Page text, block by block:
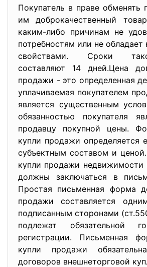
Покупатель в праве обменять
им доброкачественный
каким-либо причинам не
потребностям или не
свойствами. Сроки
составляют 14 дней.Цена
продажи - это определенная
уплачиваемая покупателем
является существенным
обязанностью покупателя
продавцу покупной цены.
купли продажи определяется
субъектным составом и
купли продажи недвижимости
должны заключаться в
Простая письменная форма
продажи составляется
подписанным сторонами
подлежат обязательной
регистрации. Письменная
купли продажи
договоров внешнеторговой